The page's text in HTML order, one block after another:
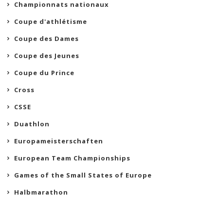
Championnats nationaux
Coupe d'athlétisme
Coupe des Dames
Coupe des Jeunes
Coupe du Prince
Cross
CSSE
Duathlon
Europameisterschaften
European Team Championships
Games of the Small States of Europe
Halbmarathon